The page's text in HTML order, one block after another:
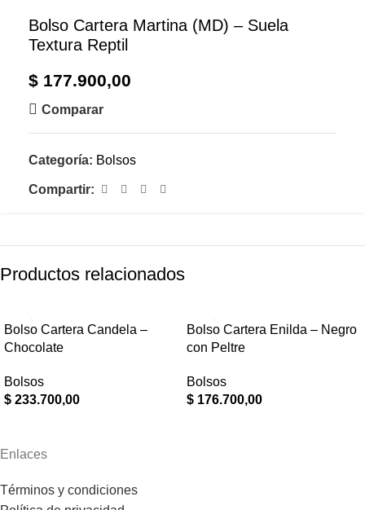
Bolso Cartera Martina (MD) – Suela
Textura Reptil
$ 177.900,00
Comparar
Categoría: Bolsos
Compartir:
Productos relacionados
Bolso Cartera Candela –
Chocolate
Bolsos
$ 233.700,00
Bolso Cartera Enilda – Negro
con Peltre
Bolsos
$ 176.700,00
Enlaces
Términos y condiciones